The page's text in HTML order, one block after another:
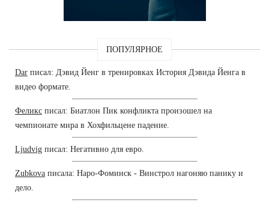
ПОПУЛЯРНОЕ
Dar писал: Дэвид Йенг в тренировках История Дэвида Йенга в
видео формате.
Феликс писал: Биатлон Пик конфликта произошел на
чемпионате мира в Хохфильцене падение.
Ljudvig писал: Негативно для евро.
Zubkova писала: Наро-Фоминск - Винстрол нагоняю панику и
дело.